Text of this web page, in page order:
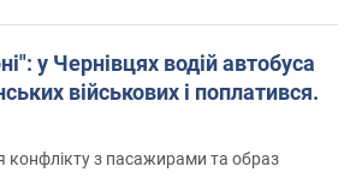
у Чернівцях водій автобуса
військових і поплатився.
конфлікту з пасажирами та образ